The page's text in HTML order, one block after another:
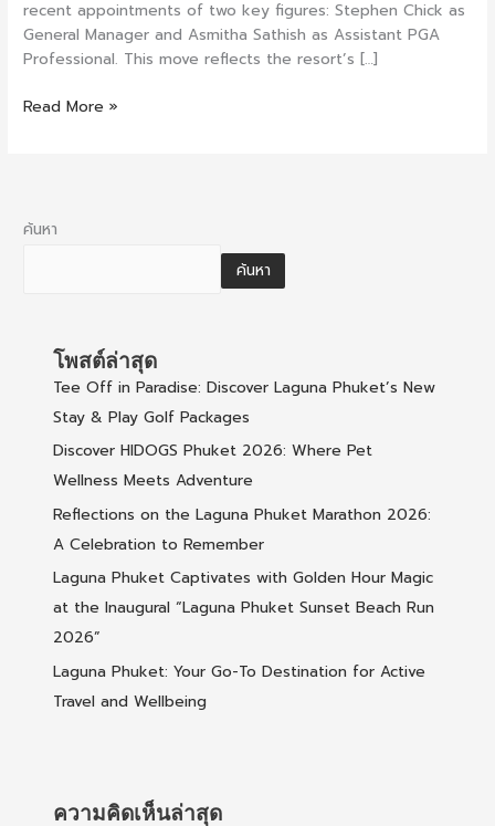
recent appointments of two key figures: Stephen Chick as
General Manager and Asmitha Sathish as Assistant PGA
Professional. This move reflects the resort’s […]
Read More »
ค้นหา
ค้นหา
โพสต์ล่าสุด
Tee Off in Paradise: Discover Laguna Phuket’s New
Stay & Play Golf Packages
Discover HIDOGS Phuket 2026: Where Pet
Wellness Meets Adventure
Reflections on the Laguna Phuket Marathon 2026:
A Celebration to Remember
Laguna Phuket Captivates with Golden Hour Magic
at the Inaugural “Laguna Phuket Sunset Beach Run
2026”
Laguna Phuket: Your Go-To Destination for Active
Travel and Wellbeing
ความคิดเห็นล่าสุด